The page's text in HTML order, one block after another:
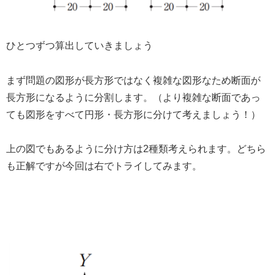
ひとつずつ算出していきましょう
まず問題の図形が長方形ではなく複雑な図形なため断面が
長方形になるように分割します。（より複雑な断面であっ
ても図形をすべて円形・長方形に分けて考えましょう！）
上の図でもあるように分け方は2種類考えられます。どちら
も正解ですが今回は右でトライしてみます。